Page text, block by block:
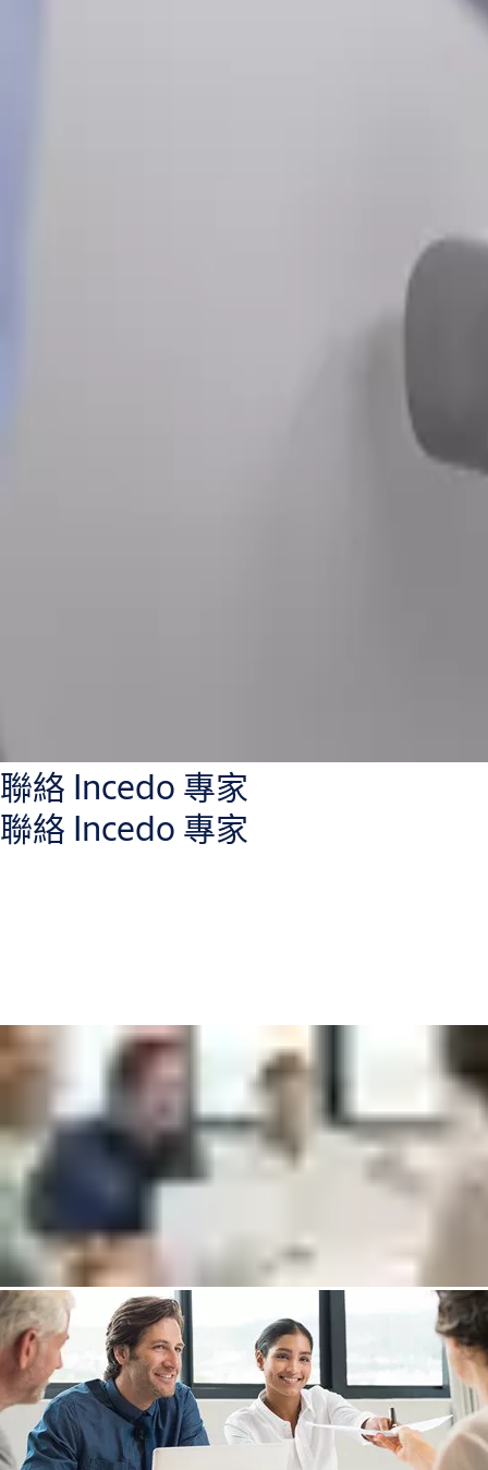
聯絡 Incedo 專家
聯絡 Incedo 專家
請與 Incedo 專家聯繫，他們將協助：
解釋管理系統的差異（Lite，Plus，Cloud）
檢查可用的硬體選項
回答任何關於 Incedo 的問題
與專家聯絡